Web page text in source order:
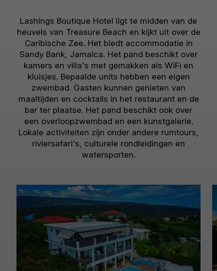
Lashings Boutique Hotel ligt te midden van de
heuvels van Treasure Beach en kijkt uit over de
Caribische Zee. Het biedt accommodatie in
Sandy Bank, Jamaica. Het pand beschikt over
kamers en villa's met gemakken als WiFi en
kluisjes. Bepaalde units hebben een eigen
zwembad. Gasten kunnen genieten van
maaltijden en cocktails in het restaurant en de
bar ter plaatse. Het pand beschikt ook over
een overloopzwembad en een kunstgalerie.
Lokale activiteiten zijn onder andere rumtours,
riviersafari's, culturele rondleidingen en
watersporten.